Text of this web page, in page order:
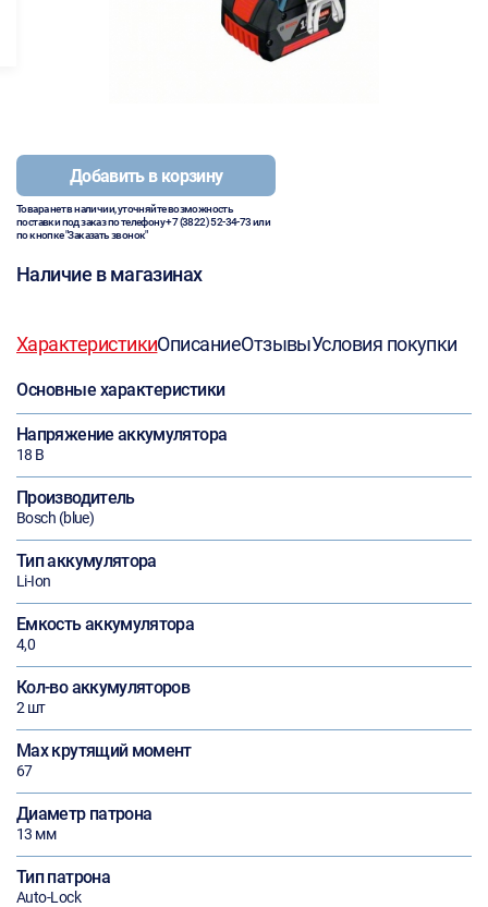
Добавить в корзину
Товара нет в наличии, уточняйте возможность
поставки под заказ по телефону+7 (3822) 52-34-73или
по кнопке "Заказать звонок"
Наличие в магазинах
ХарактеристикиОписаниеОтзывыУсловия покупки
Основные характеристики
Напряжение аккумулятора
18 В
Производитель
Bosch (blue)
Тип аккумулятора
Li-Ion
Емкость аккумулятора
4,0
Кол-во аккумуляторов
2 шт
Max крутящий момент
67
Диаметр патрона
13 мм
Тип патрона
Auto-Lock